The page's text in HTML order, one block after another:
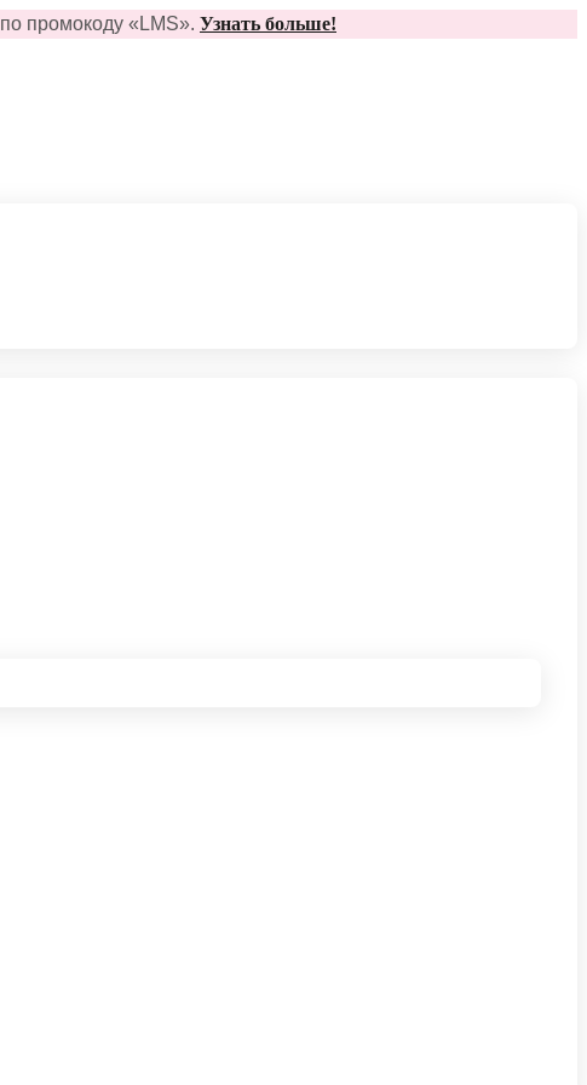
по промокоду « LMS». Узнать больше!